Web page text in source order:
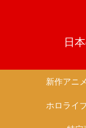
日
新作アニメ
ホロライ